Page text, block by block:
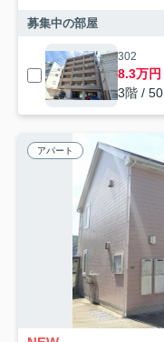
募集中の部屋
302
8.3万円
3階 /
アパート